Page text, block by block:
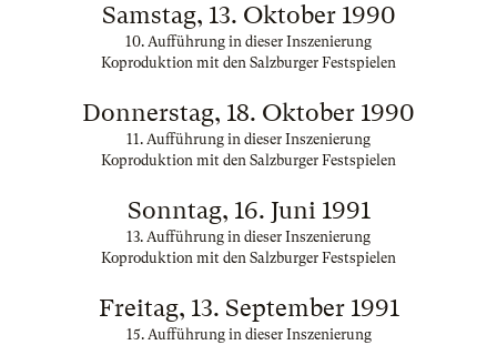
Samstag, 13. Oktober 1990
10. Aufführung in dieser Inszenierung
Koproduktion mit den Salzburger Festspielen
Donnerstag, 18. Oktober 1990
11. Aufführung in dieser Inszenierung
Koproduktion mit den Salzburger Festspielen
Sonntag, 16. Juni 1991
13. Aufführung in dieser Inszenierung
Koproduktion mit den Salzburger Festspielen
Freitag, 13. September 1991
15. Aufführung in dieser Inszenierung